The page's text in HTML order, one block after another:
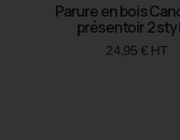
Parure en bois
présentoir 2
24,95 € HT